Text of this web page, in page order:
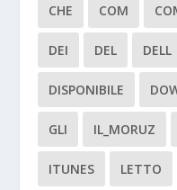
CHE COM
DEI DEL DELL
DISPONIBILE
GLI IL_MORUZ
ITUNES LETTO